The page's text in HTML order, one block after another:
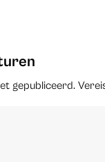
gepubliceerd.